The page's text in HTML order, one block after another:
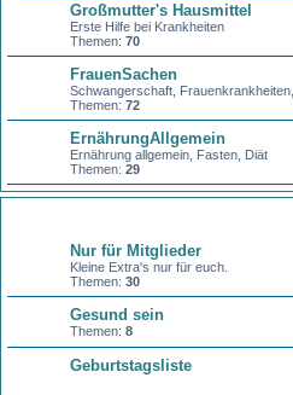
Großmutter's Hausmittel
Erste Hilfe bei Krankheiten
Themen: 70
FrauenSachen
Schwangerschaft,
Themen: 72
ErnährungAllgemein
Ernährung allgemein, Fasten, Diät
Themen: 29
Nur für Mitglieder
Kleine Extra's nur für euch.
Themen: 30
Gesund sein
Themen: 8
Geburtstagsliste